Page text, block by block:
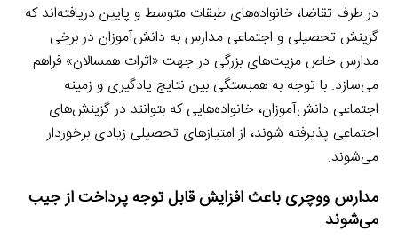
در طرف تقاضا، خانواده‌های طبقات متوسط و پایین دریافته‌اند که
گزینش تحصیلی و اجتماعی مدارس به دانش‌آموزان در برخی
مدارس خاص مزیت‌های بزرگی در جهت «اثرات همسالان» فراهم
می‌سازد. با توجه به همبستگی بین نتایج یادگیری و زمینه
اجتماعی دانش‌آموزان، خانواده‌هایی که بتوانند در گزینش‌های
اجتماعی پذیرفته شوند، از امتیازهای تحصیلی زیادی برخوردار
می‌شوند.
مدارس ووچری باعث افزایش قابل توجه پرداخت از جیب
می‌شوند